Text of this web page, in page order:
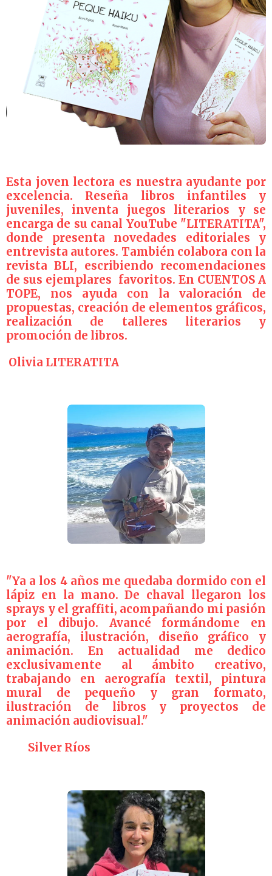
Esta joven lectora es nuestra ayudante por
excelencia. Reseña libros infantiles y
juveniles, inventa juegos literarios y se
encarga de su canal YouTube "LITERATITA",
donde presenta novedades editoriales y
entrevista autores. También colabora con la
revista BLI, escribiendo recomendaciones
de sus ejemplares favoritos. En CUENTOS A
TOPE, nos ayuda con la valoración de
propuestas, creación de elementos gráficos,
realización de talleres literarios y
promoción de libros.
Olivia LITERATITA
"Ya a los 4 años me quedaba dormido con el
lápiz en la mano. De chaval llegaron los
sprays y el graffiti, acompañando mi pasión
por el dibujo. Avancé formándome en
aerografía, ilustración, diseño gráfico y
animación. En actualidad me dedico
exclusivamente al ámbito creativo,
trabajando en aerografía textil, pintura
mural de pequeño y gran formato,
ilustración de libros y proyectos de
animación audiovisual."
Silver Ríos